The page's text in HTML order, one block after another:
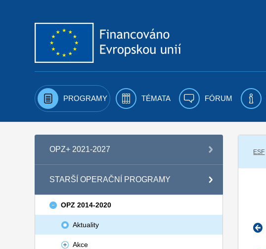
PROGRAMY TÉMATA FÓRUM
OPZ+ 2021-2027
STARŠÍ OPERAČNÍ PROGRAMY
OPZ 2014-2020
Aktuality
Akce
ESF